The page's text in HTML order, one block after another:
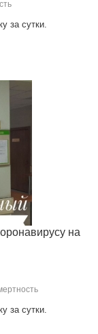
за сутки.
на
за сутки.